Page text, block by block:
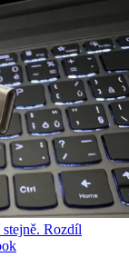
Rozdíl